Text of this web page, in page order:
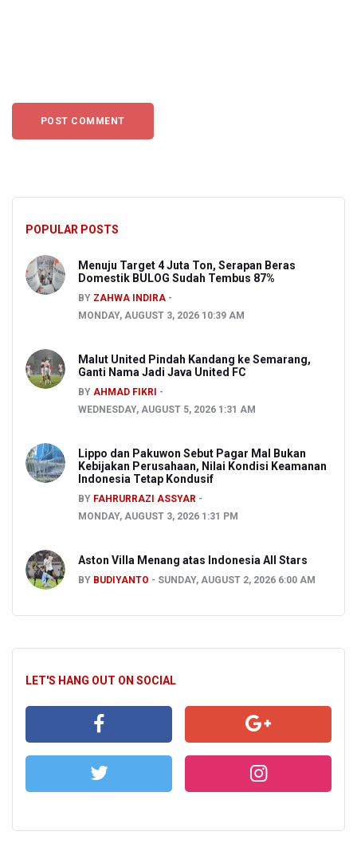
POPULAR POSTS
Menuju Target 4 Juta Ton, Serapan Beras
Domestik BULOG Sudah Tembus 87%
BY ZAHWA INDIRA
MONDAY, AUGUST 3, 2026 10:39 AM
Malut United Pindah Kandang ke Semarang,
Ganti Nama Jadi Java United FC
BY AHMAD FIKRI
WEDNESDAY, AUGUST 5, 2026 1:31 AM
Lippo dan Pakuwon Sebut Pagar Mal Bukan
Kebijakan Perusahaan, Nilai Kondisi Keamanan
Indonesia Tetap Kondusif
BY FAHRURRAZI ASSYAR
MONDAY, AUGUST 3, 2026 1:31 PM
Aston Villa Menang atas Indonesia All Stars
BY BUDIYANTO SUNDAY, AUGUST 2, 2026 6:00 AM
LET'S HANG OUT ON SOCIAL